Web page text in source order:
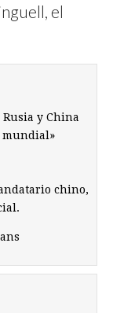
el
y China
mundial»
chino,